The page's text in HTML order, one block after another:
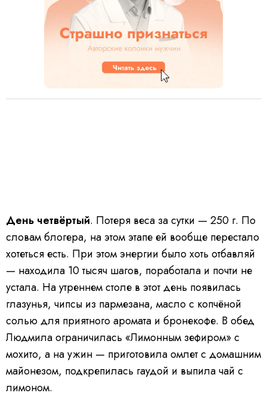
День четвёртый. Потеря веса за сутки — 250 г. По
словам блогера, на этом этапе ей вообще перестало
хотеться есть. При этом энергии было хоть отбавляй
— находила 10 тысяч шагов, поработала и почти не
устала. На утреннем столе в этот день появилась
глазунья, чипсы из пармезана, масло с копчёной
солью для приятного аромата и бронекофе. В обед
Людмила ограничилась «Лимонным зефиром» с
мохито, а на ужин — приготовила омлет с домашним
майонезом, подкрепилась гаудой и выпила чай с
лимоном.